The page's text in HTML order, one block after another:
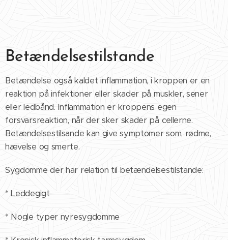
Betændelsestilstande
Betændelse også kaldet inflammation, i kroppen er en
reaktion på infektioner eller skader på muskler, sener
eller ledbånd. Inflammation er kroppens egen
forsvarsreaktion, når der sker skader på cellerne.
Betændelsestilsande kan give symptomer som, rødme,
hævelse og smerte.
Sygdomme der har relation til betændelsestilstande:
* Leddegigt
* Nogle typer nyresygdomme